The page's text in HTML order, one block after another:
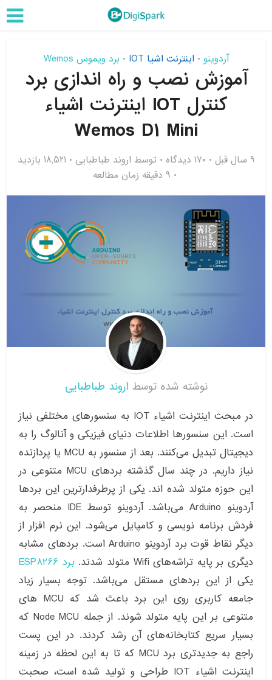
آردوینو • اینترنت اشیا IOT • برد ویموس Wemos
آموزش نصب و راه اندازی برد
کنترل IOT اینترنت اشیاء
Wemos D1 Mini
9 سال قبل ۱۷۰ دیدگاه توسط اروند طباطبایی
18,521 بازدید
9 دقیقه زمان مطالعه
نوشته شده توسط اروند طباطبایی
در مبحث اینترنت اشیاء IOT به سنسورهای مختلفی نیاز
است. این سنسورها اطلاعات دنیای فیزیکی و آنالوگ را به
دیجیتال تبدیل می‌کنند. بعد از سنسور به MCU یا پردازنده
نیاز داریم. در چند سال گذشته بردهای MCU متنوعی در
این حوزه متولد شده اند. یکی از پرطرفدارترین این بردها
آردوینو Arduino می‌باشد. آردوینو توسط IDE منحصر به
فردش برنامه نویسی و کامپایل می‌شود. این نرم افزار از
دیگر نقاط قوت برد آردوینو Arduino است. بردهای مشابه
دیگری بر پایه تراشه‌های Wifi متولد شدند.
برد ESP8266
یکی از این بردهای مستقل ‌می‌باشد. توجه بسیار زیاد
جامعه کاربری روی این برد باعث شد که MCU های
متنوعی بر این پایه متولد شوند. از جمله Node MCU که
بسیار سریع کتابخانه‌های آن رشد کردند. در این پست
راجع به جدیدتری برد MCU که تا به این لحظه در زمینه
اینترنت اشیاء IOT طراحی و تولید شده است، صحبت